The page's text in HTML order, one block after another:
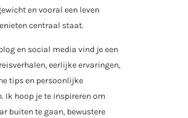
en vooral een leven
centraal staat.
en social media vind je een
eerlijke ervaringen,
tips en persoonlijke
Ik hoop je te inspireren om
buiten te gaan, bewustere